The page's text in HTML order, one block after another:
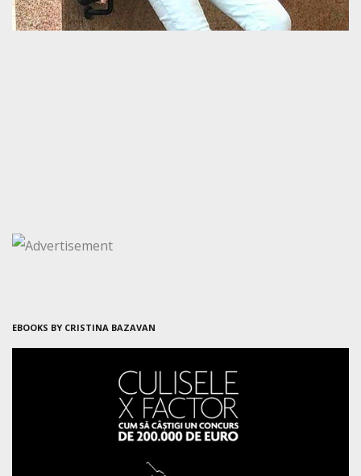
EBOOKS BY CRISTINA BAZAVAN